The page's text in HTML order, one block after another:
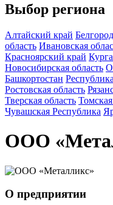
Выбор региона
Алтайский край
область Ивановская
Красноярский край
Новосибирская область
Башкортостан
Ростовская область
Тверская область
Чувашская Республика
ООО
О предприятии